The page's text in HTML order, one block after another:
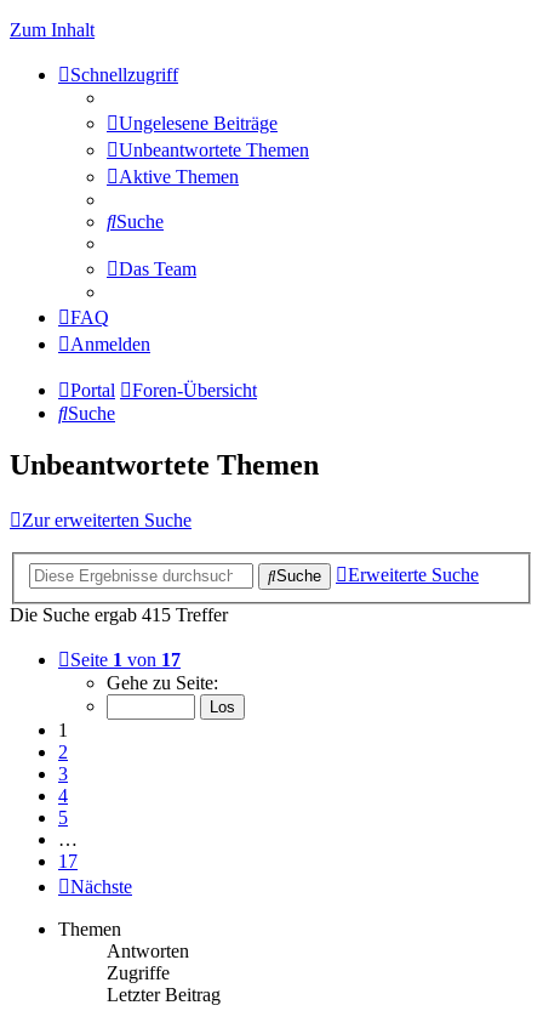
Zum Inhalt
Schnellzugriff
Ungelesene Beiträge
Unbeantwortete Themen
Aktive Themen
Suche
Das Team
FAQ
Anmelden
Portal
Foren-Übersicht
Suche
Unbeantwortete Themen
Zur erweiterten Suche
Suche
Erweiterte Suche
Die Suche ergab 415 Treffer
Seite 1 von 17
Gehe zu Seite:
1
2
3
4
5
…
17
Nächste
Themen
Antworten
Zugriffe
Letzter Beitrag